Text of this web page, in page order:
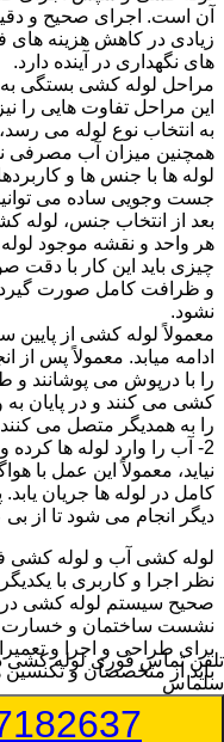
آن است. اجرای صحیح و دقیق
زیادی در کاهش هزینه های
های نگهداری در آینده دارد.
مراحل لوله کشی بستگی به
این مراحل تفاوت هایی را
به انتخاب نوع لوله می
همچنین میزان آب مصرفی
لوله ها با جنس ها و
جست وجویی ساده می
بعد از انتخاب جنس، لوله
هر واحد و نقشه موجود
چیزی باید این کار با دقت
و ظرافت کامل صورت گیرد
نشود.
معمولاً لوله کشی از پایین
ادامه میابد. معمولاً پس
را با درپوش می پوشانند و
کشی می کنند و در پایان به
را به همدیگر متصل می
2- آب را وارد لوله ها
نیاید، معمولاً این عمل با
کامل در لوله ها جریان
دیگر انجام می شود تا از
لوله کشی آب و لوله کشی
نظر اجرا و کاربری با
صحیح سیستم لوله کشی در
نشست ساختمان و خسارت
برای طراحی و اجرا و
باید از متخصصان و
Date
تلفن تماس فوریلوله کشی
سلماس